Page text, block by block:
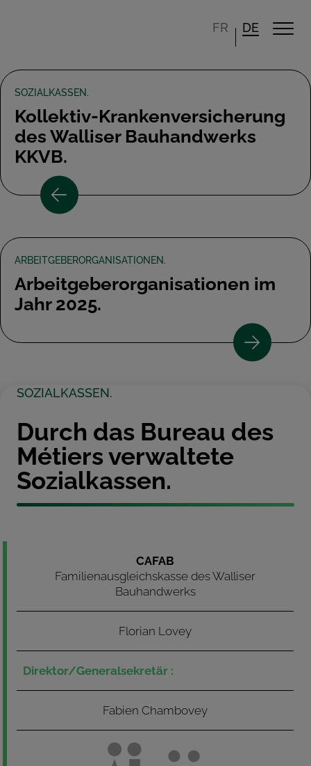
FR DE
SOZIALKASSEN.
Kollektiv-Krankenversicherung
des Walliser Bauhandwerks
KKVB.
ARBEITGEBERORGANISATIONEN.
Arbeitgeberorganisationen im
Jahr 2025.
SOZIALKASSEN.
Durch das Bureau des
Métiers verwaltete
Sozialkassen.
CAFAB
Familienausgleichskasse des Walliser
Bauhandwerks
Florian Lovey
Fabien Chambovey